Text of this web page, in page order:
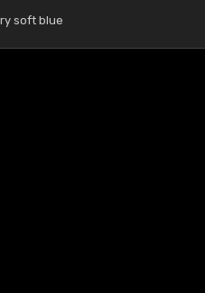
soft blue